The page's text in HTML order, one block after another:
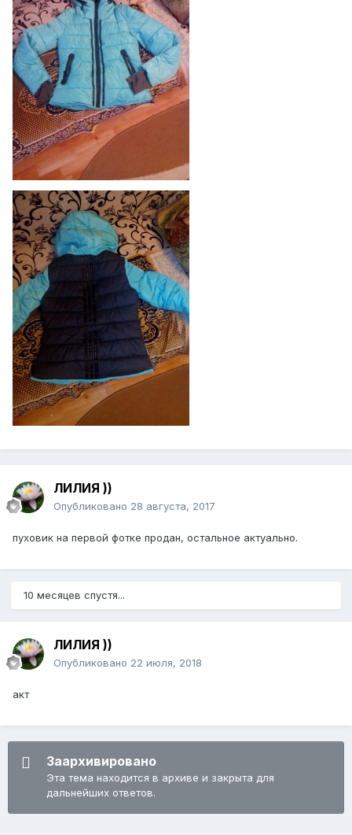
ЛИЛИЯ ))
Опубликовано 28 августа, 2017
пуховик на первой фотке продан, остальное актуально.
10 месяцев спустя...
ЛИЛИЯ ))
Опубликовано 22 июля, 2018
акт
Заархивировано
Эта тема находится в архиве и закрыта для
дальнейших ответов.